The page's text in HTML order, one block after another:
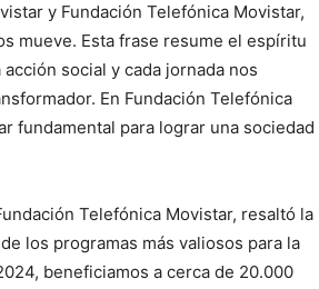
y Fundación Telefónica Movistar,
mueve. Esta frase resume el espíritu
social y cada jornada nos
En Fundación Telefónica
fundamental para lograr una sociedad
Telefónica Movistar, resaltó la
los programas más valiosos para la
beneficiamos a cerca de 20.000